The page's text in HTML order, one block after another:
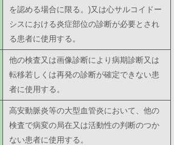
を認める場合に限る。)又は心サルコイドー
シスにおける炎症部位の診断が必要とされ
る患者に使用する。
他の検査又は画像診断により病期診断又は
転移若しくは再発の診断が確定できない患
者に使用する。
高安動脈炎等の大型血管炎において、他の
検査で病変の局在又は活動性の判断のつか
ない患者に使用する。